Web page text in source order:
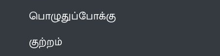
பொழுதுப்போக்கு
குற்றம்